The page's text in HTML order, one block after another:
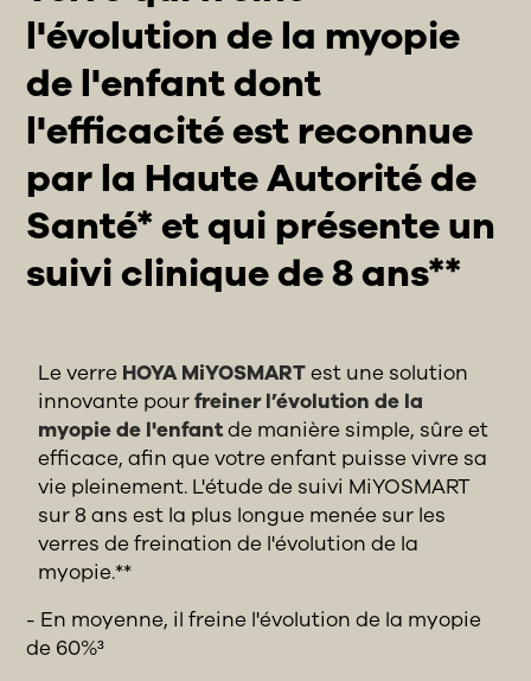
l'évolution de la myopie
de l'enfant dont
l'efficacité est reconnue
par la Haute Autorité de
Santé* et qui présente un
suivi clinique de 8 ans**
Le verre HOYA MiYOSMARTest une solution
innovante pourfreiner l’évolution de la
myopie de l'enfantde manière simple, sûre et
efficace, afin que votre enfant puisse vivre sa
vie pleinement. L'étude de suivi MiYOSMART
sur 8 ans est la plus longue menée sur les
verres de freination de l'évolution de la
myopie.**
- En moyenne, il freine l'évolution de la myopie
de 60%³